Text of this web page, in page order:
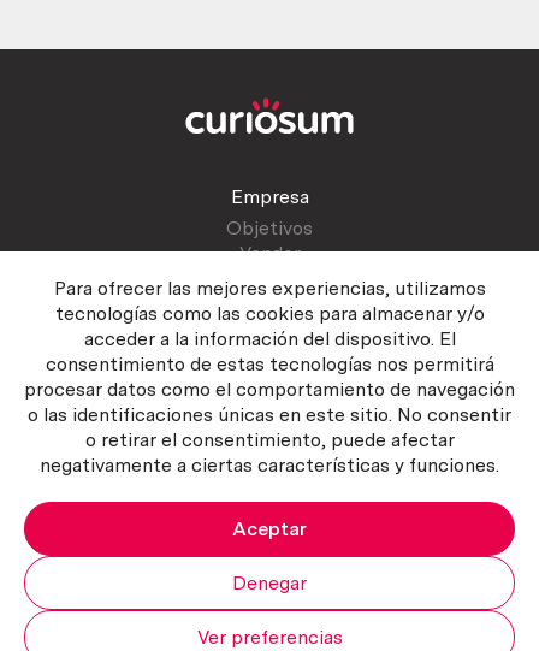
Para ofrecer las mejores experiencias, utilizamos
tecnologías como las cookies para almacenar y/o
acceder a la información del dispositivo. El
consentimiento de estas tecnologías nos permitirá
procesar datos como el comportamiento de navegación
o las identificaciones únicas en este sitio. No consentir
o retirar el consentimiento, puede afectar
negativamente a ciertas características y funciones.
Aceptar
Denegar
Ver preferencias
Empresa
Objetivos
Vender
Atención al cliente
Contactar
Manual del vendedor
Política del servicio
Política de Cookies
Copyright ©2026 Curiosum S.L. Todos los derechos reservados.